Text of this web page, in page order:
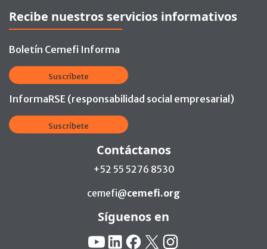
Recibe nuestros servicios informativos
Boletín Cemefi Informa
Suscríbete
InformaRSE (responsabilidad social empresarial)
Suscríbete
Contáctanos
+52 55 5276 8530
cemefi@cemefi.org
Síguenos en
YouTube
LinkedinFacebook
X Instagram